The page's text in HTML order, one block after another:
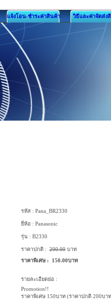
แจ้งโอน-ชำระค่าสินค้า วิธีและค่าจัดส่ง
รหัส : Pana_BR2330
ยี่ห้อ : Panasonic
รุ่น : B2330
ราคาปกติ : 200.00 บาท
ราคาพิเศษ :
150.00บาท
รายละเอียดย่อ :
Promotion!!
ราคาพิเศษ 150บาท (ราคาปกติ 200บา